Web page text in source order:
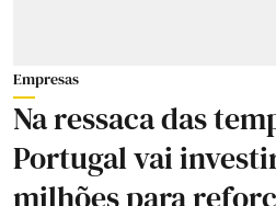
Empresas
Na ressaca das
Portugal vai
milhões para